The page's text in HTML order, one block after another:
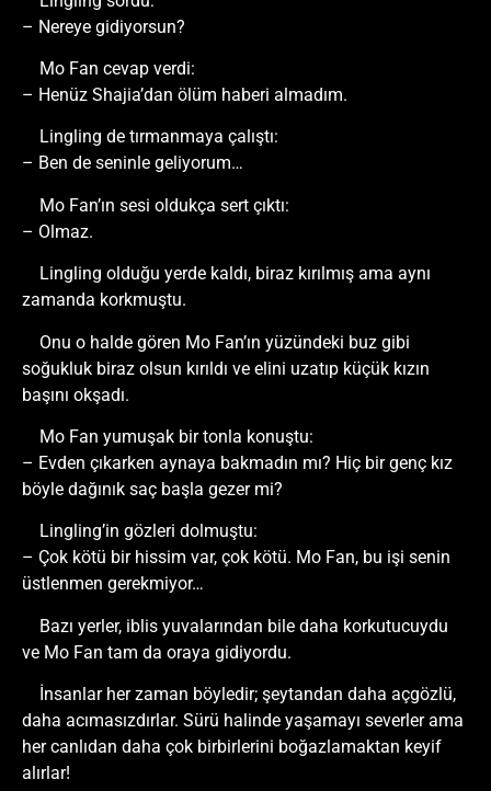
– Nereye gidiyorsun?
Mo Fan cevap verdi:
– Henüz Shajia’dan ölüm haberi almadım.
Lingling de tırmanmaya çalıştı:
– Ben de seninle geliyorum…
Mo Fan’ın sesi oldukça sert çıktı:
– Olmaz.
Lingling olduğu yerde kaldı, biraz kırılmış ama aynı
zamanda korkmuştu.
Onu o halde gören Mo Fan’ın yüzündeki buz gibi
soğukluk biraz olsun kırıldı ve elini uzatıp küçük kızın
başını okşadı.
Mo Fan yumuşak bir tonla konuştu:
– Evden çıkarken aynaya bakmadın mı? Hiç bir genç kız
böyle dağınık saç başla gezer mi?
Lingling’in gözleri dolmuştu:
– Çok kötü bir hissim var, çok kötü. Mo Fan, bu işi senin
üstlenmen gerekmiyor…
Bazı yerler, iblis yuvalarından bile daha korkutucuydu
ve Mo Fan tam da oraya gidiyordu.
İnsanlar her zaman böyledir; şeytandan daha açgözlü,
daha acımasızdırlar. Sürü halinde yaşamayı severler ama
her canlıdan daha çok birbirlerini boğazlamaktan keyif
alırlar!